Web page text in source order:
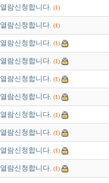
열람신청합니다. (1)
열람신청합니다. (1)
열람신청합니다. (1)
열람신청합니다. (1)
열람신청합니다. (1)
열람신청합니다. (1)
열람신청합니다. (1)
열람신청합니다. (1)
열람신청합니다. (1)
열람신청합니다. (1)